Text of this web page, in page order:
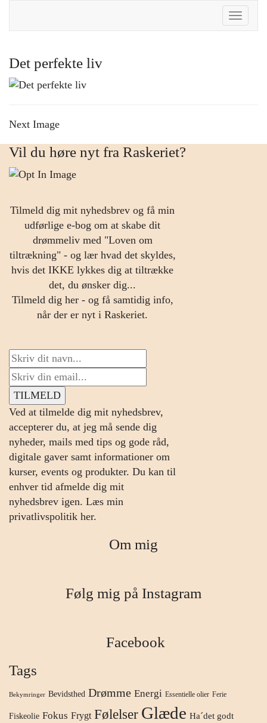
Toggle
Det perfekte liv
Next Image
Vil du høre nyt fra Raskeriet?
Tilmeld dig mit nyhedsbrev og få min
udførlige e-bog om at skabe dit
drømmeliv med "Loven om
tiltrækning" - og lær hvad det skyldes,
hvis det IKKE lykkes dig at tiltrække
det, du ønsker dig...
Tilmeld dig her - og få samtidig info,
når der er nyt i Raskeriet.
Ved at tilmelde dig mit nyhedsbrev,
accepterer du, at jeg må sende dig
nyheder, mails med tips og gode råd,
digitale gaver samt informationer om
kurser, events og produkter. Du kan til
enhver tid afmelde dig mit
nyhedsbrev igen. Læs min
privatlivspolitik her.
Om mig
Følg mig på Instagram
Facebook
Tags
Bekymringer Bevidsthed Drømme Energi Essentielle olier Ferie
Fiskeolie Fokus Frygt Følelser Glæde Ha´det godt